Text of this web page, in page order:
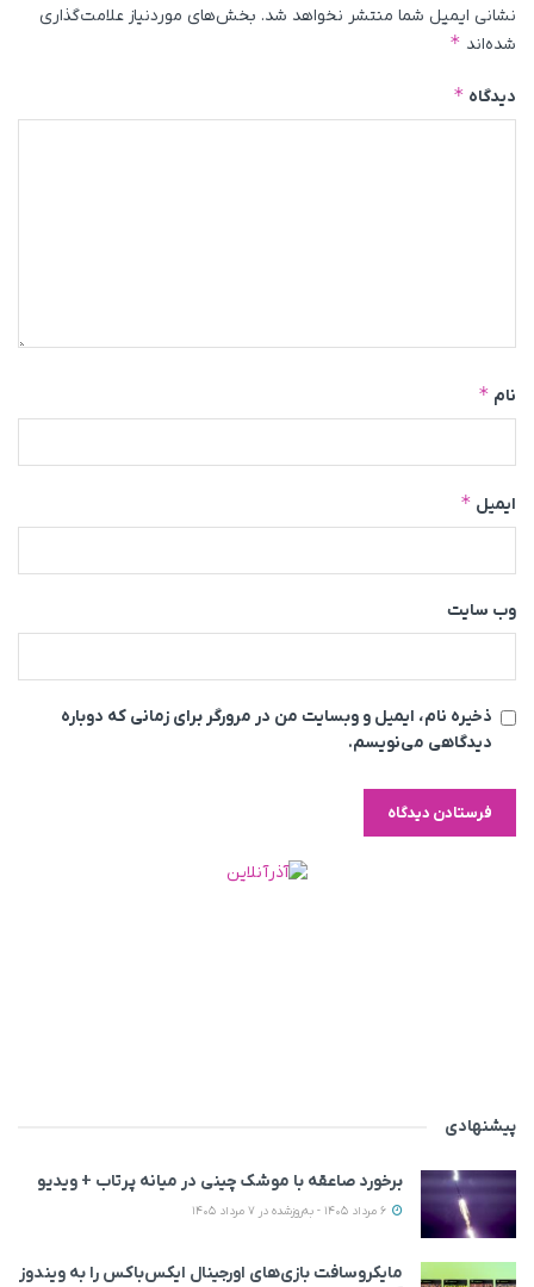
نشانی ایمیل شما منتشر نخواهد شد. بخش‌های موردنیاز علامت‌گذاری
شده‌اند *
دیدگاه *
نام *
ایمیل *
وب‌ سایت
ذخیره نام، ایمیل و وبسایت من در مرورگر برای زمانی که دوباره
دیدگاهی می‌نویسم.
پیشنهادی
برخورد صاعقه با موشک چینی در میانه پرتاب + ویدیو
مایکروسافت بازی‌های اورجینال ایکس‌باکس را به ویندوز